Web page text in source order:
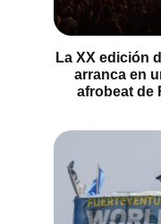
La XX edición
arranca en
afrobeat de